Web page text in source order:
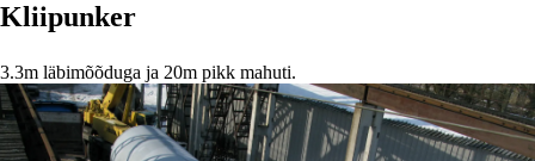
Kliipunker
3.3m läbimõõduga ja 20m pikk mahuti.